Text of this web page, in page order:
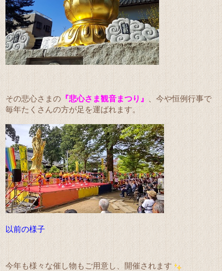
その悲心さまの 『悲心さま観音まつり』
、今や恒例行事で
毎年たくさんの方が足を運ばれます。
以前の様子
今年も様々な催し物もご用意し、開催されます